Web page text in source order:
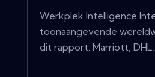
Werkplek Intelligence
toonaangevende
dit rapport: Marriott, DHL,...